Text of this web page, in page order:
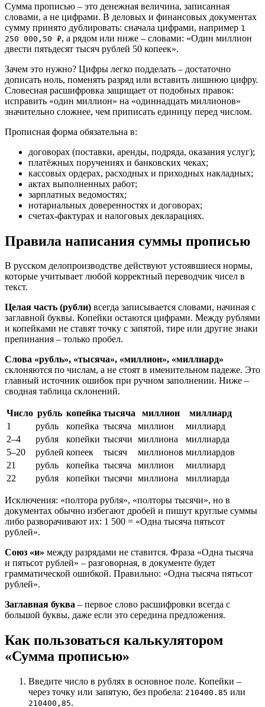
Сумма прописью – это денежная величина, записанная
словами, а не цифрами. В деловых и финансовых документах
сумму принято дублировать: сначала цифрами, например 1
250 000,50 ₽, а рядом или ниже – словами: «Один миллион
двести пятьдесят тысяч рублей 50 копеек».
Зачем это нужно? Цифры легко подделать – достаточно
дописать ноль, поменять разряд или вставить лишнюю цифру.
Словесная расшифровка защищает от подобных правок:
исправить «один миллион» на «одиннадцать миллионов»
значительно сложнее, чем приписать единицу перед числом.
Прописная форма обязательна в:
договорах (поставки, аренды, подряда, оказания услуг);
платёжных поручениях и банковских чеках;
кассовых ордерах, расходных и приходных накладных;
актах выполненных работ;
зарплатных ведомостях;
нотариальных доверенностях и договорах;
счетах-фактурах и налоговых декларациях.
Правила написания суммы прописью
В русском делопроизводстве действуют устоявшиеся нормы,
которые учитывает любой корректный переводчик чисел в
текст.
Целая часть (рубли) всегда записывается словами, начиная с
заглавной буквы. Копейки остаются цифрами. Между рублями
и копейками не ставят точку с запятой, тире или другие знаки
препинания – только пробел.
Слова «рубль», «тысяча», «миллион», «миллиард»
склоняются по числам, а не стоят в именительном падеже. Это
главный источник ошибок при ручном заполнении. Ниже –
сводная таблица склонений.
Число рубль копейка тысяча миллион
миллиард
1
рубль копейка тысяча миллион
миллиард
2–4
рубля копейки тысячи миллиона
миллиарда
5–20
рублей копеек тысяч миллионов миллиардов
21
рубль копейка тысяча миллион
миллиард
22
рубля копейки тысячи миллиона миллиарда
Исключения: «полтора рубля», «полторы тысячи», но в
документах обычно избегают дробей и пишут круглые суммы
либо разворачивают их: 1 500 = «Одна тысяча пятьсот
рублей».
Союз «и» между разрядами не ставится. Фраза «Одна тысяча
и пятьсот рублей» – разговорная, в документе будет
грамматической ошибкой. Правильно: «Одна тысяча пятьсот
рублей».
Заглавная буква – первое слово расшифровки всегда с
большой буквы, даже если это середина предложения.
Как пользоваться калькулятором
«Сумма прописью»
Введите число в рублях в основное поле. Копейки –
через точку или запятую, без пробела: 210400.85 или
210400,85.